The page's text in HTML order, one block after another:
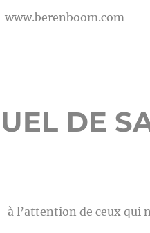
www.berenboom.com
DE
à l’attention de ceux qui